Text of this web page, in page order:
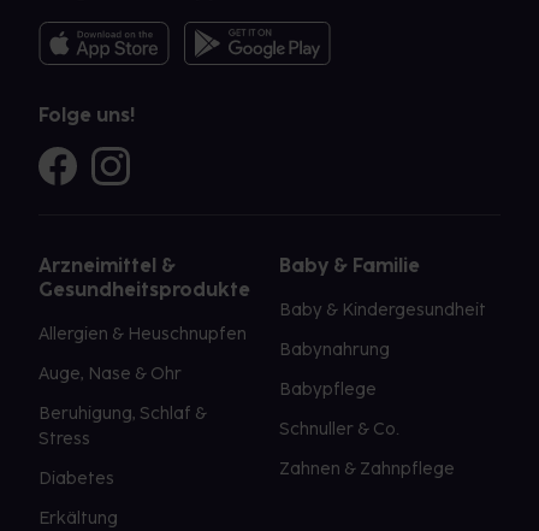
Folge uns!
Arzneimittel &
Gesundheitsprodukte
Allergien & Heuschnupfen
Auge, Nase & Ohr
Beruhigung, Schlaf &
Stress
Diabetes
Erkältung
Baby & Familie
Baby & Kindergesundheit
Babynahrung
Babypflege
Schnuller & Co.
Zahnen & Zahnpflege